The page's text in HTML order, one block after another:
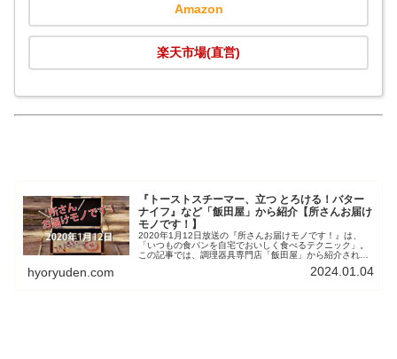
Amazon
楽天市場(直営)
『トーストスチーマー、立つ とろける！バター
ナイフ』など「飯田屋」から紹介【所さんお届け
モノです！】
2020年1月12日放送の『所さんお届けモノです！』は、
「いつもの食パンを自宅でおいしく食べるテクニック」。
この記事では、調理器具専門店「飯田屋」から紹介された
hyoryuden.com 2024.01.04